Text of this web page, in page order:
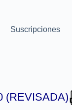
Suscripciones
(REVISADA)